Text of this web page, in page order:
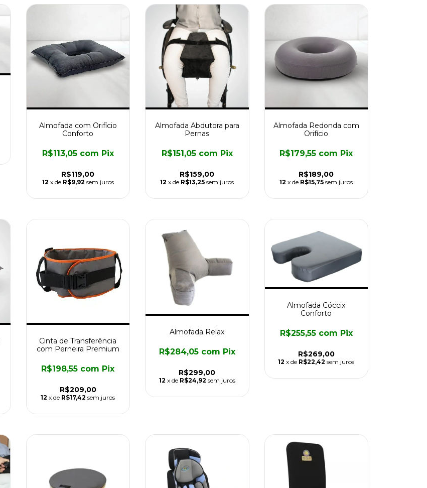
Almofada com Orifício
Conforto
R$119,00
R$113,05 com Pix
12 x de R$9,92 sem juros
Almofada Abdutora para
Pernas
R$159,00
R$151,05 com Pix
12 x de R$13,25 sem juros
Almofada Redonda com
Orifício
R$189,00
R$179,55 com Pix
12 x de R$15,75 sem juros
Cinta de Transferência
com Perneira Premium
R$209,00
R$198,55 com Pix
12 x de R$17,42 sem juros
Almofada Relax
R$299,00
R$284,05 com Pix
12 x de R$24,92 sem juros
Almofada Cóccix
Conforto
R$269,00
R$255,55 com Pix
12 x de R$22,42 sem juros